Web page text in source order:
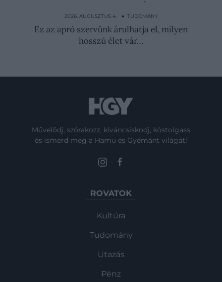
Ki kell húzni vagy maradhat? Így döntenek
a bölcsességfogról
2026. AUGUSZTUS 4. ● TUDOMÁNY
Ez az apró szervünk árulhatja el, milyen
hosszú élet vár…
Művelődj, szórakozz, kíváncsiskodj, kóstolgass
és ismerd meg a Hamu és Gyémánt világát!
ROVATOK
Kultúra
Tudomány
Utazás
Pénz